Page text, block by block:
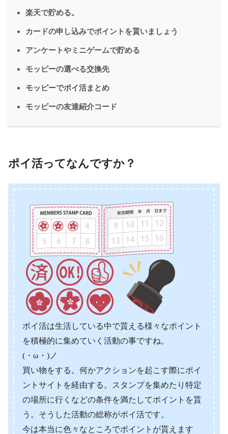
楽天で貯める。
カードの申し込みでポイントを貰いましょう
アンケートやミニゲームで貯める
モッピーの選べる交換先
モッピーでポイ活まとめ
モッピーの友達紹介コード
ポイ活ってなんですか？
ポイ活は生活している中で貰える様々なポイント
を積極的に集めていく活動の事ですね。
(・ω・)ノ
買い物をする。何かアクションを起こす際にポイ
ントサイトを経由する。スタンプを集めたり特定
の場所に行くなどの条件を満たしてポイントを貰
う。そうした活動の総称がポイ活です。
今は本当に色々なところでポイントが貰えます